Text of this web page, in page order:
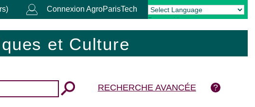
Connexion AgroParisTech
Powered by Translate
et Culture
RECHERCHE AVANCÉE